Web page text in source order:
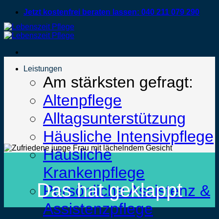
Zum
springen
Jetzt kostenfrei beraten lassen: 040 211 079 290
Leistungen
Am stärksten gefragt:
Altenpflege
Alltagsunterstützung
Häusliche Intensivpflege
Häusliche
Krankenpflege
Persönliche Assistenz &
Assistenzpflege
Das hat geklappt